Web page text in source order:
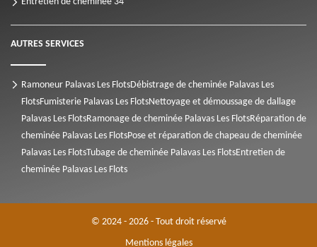
AUTRES SERVICES
Ramoneur Palavas Les FlotsDébistrage de cheminée Palavas Les
FlotsFumisterie Palavas Les FlotsNettoyage et démoussage de dallage
Palavas Les FlotsRamonage de cheminée Palavas Les FlotsRéparation de
cheminée Palavas Les FlotsPose et réparation de chapeau de cheminée
Palavas Les FlotsTubage de cheminée Palavas Les FlotsEntretien de
cheminée Palavas Les Flots
© 2024 - 2026 - Tout droit réservé
Mentions légales